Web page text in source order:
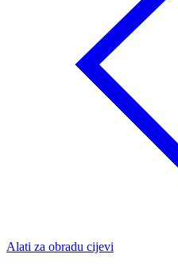
Alati za obradu cijevi